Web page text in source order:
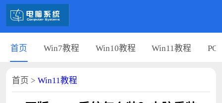
首页 Win7教程 Win10教程 Win11教程 PC
首页 > Win11教程